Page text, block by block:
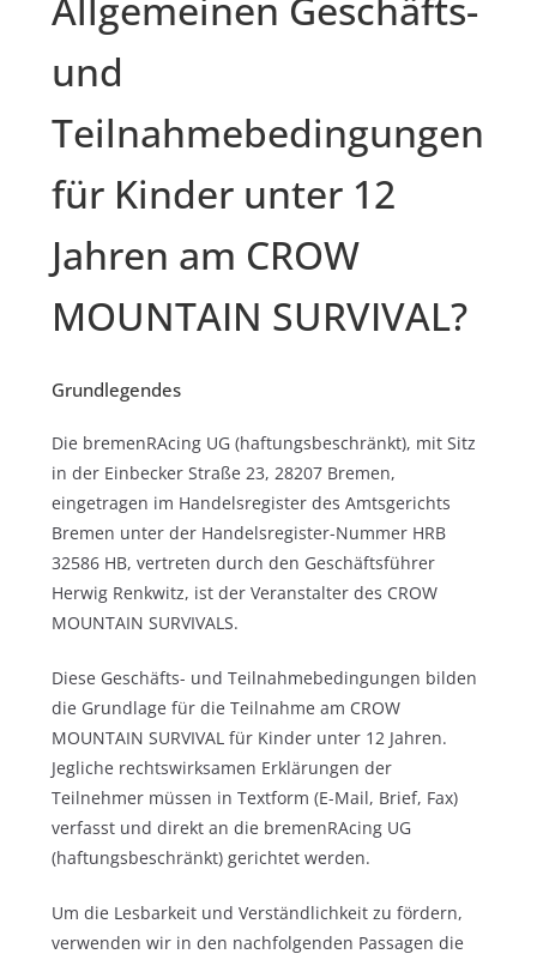
Allgemeinen Geschäfts-
und
Teilnahmebedingungen
für Kinder unter 12
Jahren am CROW
MOUNTAIN SURVIVAL?
Grundlegendes
Die bremenRAcing UG (haftungsbeschränkt), mit Sitz
in der Einbecker Straße 23, 28207 Bremen,
eingetragen im Handelsregister des Amtsgerichts
Bremen unter der Handelsregister-Nummer HRB
32586 HB, vertreten durch den Geschäftsführer
Herwig Renkwitz, ist der Veranstalter des CROW
MOUNTAIN SURVIVALS.
Diese Geschäfts- und Teilnahmebedingungen bilden
die Grundlage für die Teilnahme am CROW
MOUNTAIN SURVIVAL für Kinder unter 12 Jahren.
Jegliche rechtswirksamen Erklärungen der
Teilnehmer müssen in Textform (E-Mail, Brief, Fax)
verfasst und direkt an die bremenRAcing UG
(haftungsbeschränkt) gerichtet werden.
Um die Lesbarkeit und Verständlichkeit zu fördern,
verwenden wir in den nachfolgenden Passagen die